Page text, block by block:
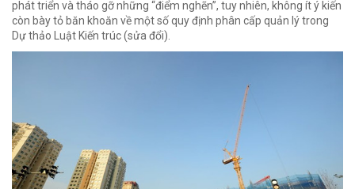
phát triển và tháo gỡ những “điểm nghẽn”, tuy nhiên, không ít ý kiến
còn bày tỏ băn khoăn về một số quy định phân cấp quản lý trong
Dự thảo Luật Kiến trúc (sửa đổi).